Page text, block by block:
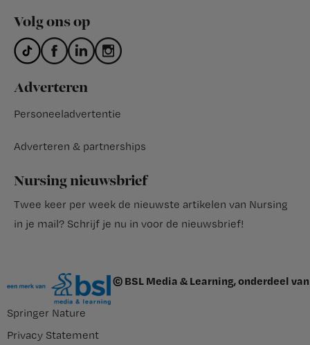
Volg ons op
Adverteren
Personeeladvertentie
Adverteren & partnerships
Nursing nieuwsbrief
Twee keer per week de nieuwste artikelen van Nursing
in je mail? Schrijf je nu in voor de nieuwsbrief!
© BSL Media & Learning, onderdeel van
Springer Nature
Privacy Statement